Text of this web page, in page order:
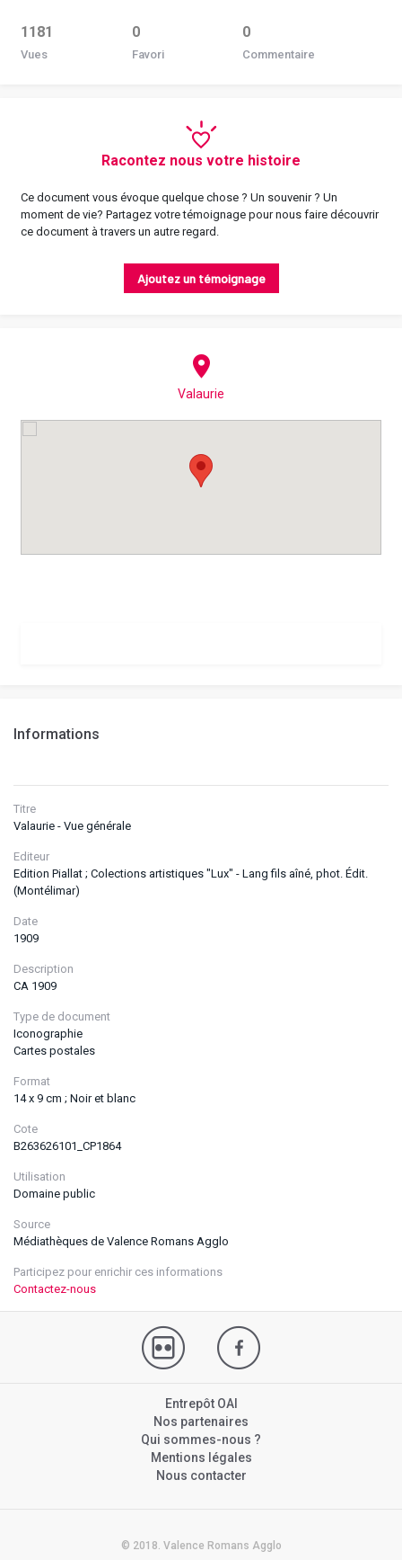
Informations
Titre
Valaurie - Vue générale
Editeur
Edition Piallat ; Colections artistiques "Lux" - Lang fils aîné, phot. Édit.
(Montélimar)
Date
1909
Description
CA 1909
Type de document
Iconographie
Cartes postales
Format
14 x 9 cm ; Noir et blanc
Cote
B263626101_CP1864
Utilisation
Domaine public
Source
Médiathèques de Valence Romans Agglo
Participez pour enrichir ces informations
Contactez-nous
1181
Vues
0
Favori
0
Commentaire
Racontez nous votre histoire
Ce document vous évoque quelque chose ? Un souvenir ? Un
moment de vie? Partagez votre témoignage pour nous faire découvrir
ce document à travers un autre regard.
Ajoutez un témoignage
Valaurie
Entrepôt OAI
Nos partenaires
Qui sommes-nous ?
Mentions légales
Nous contacter
© 2018. Valence Romans Agglo